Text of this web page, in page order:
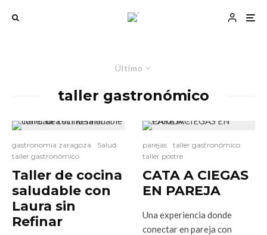
Último
taller gastronómico
gastronomia zaragoza
Salud
taller gastronómico
Taller de cocina
saludable con
Laura sin
Refinar
parejas
taller gastronómico
taller postre
CATA A CIEGAS
EN PAREJA
Una experiencia donde
conectar en pareja con